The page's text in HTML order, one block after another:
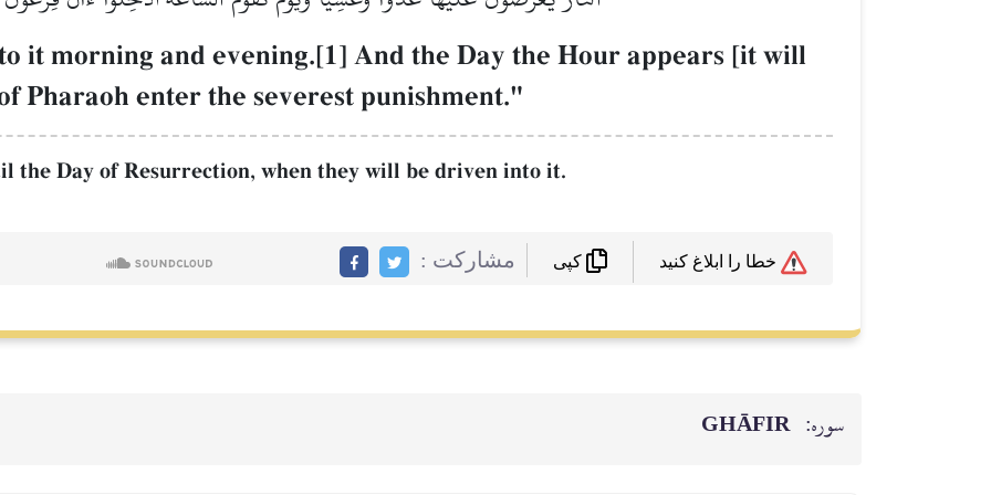
it morning and evening.[1] And the Day the Hour appears [it will
Pharaoh enter the severest punishment."
the Day of Resurrection, when they will be driven into it.
مشاركت :
سوره: GHĀFIR